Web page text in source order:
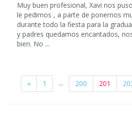
Muy buen profesional, Xavi nos
le pedimos , a parte de ponernos
durante todo la fiesta para la
y padres quedamos encantados,
bien. No ...
« 1 ... 200 201